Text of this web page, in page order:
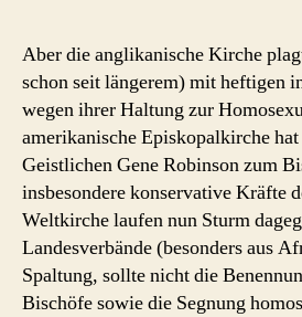
Aber die anglikanische Kirche
schon seit längerem) mit heftigen
wegen ihrer Haltung zur
amerikanische Episkopalkirche
Geistlichen Gene Robinson zum
insbesondere konservative Kräfte
Weltkirche laufen nun Sturm
Landesverbände (besonders aus
Spaltung, sollte nicht die
Bischöfe sowie die Segnung